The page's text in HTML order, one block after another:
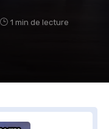
1 min de lecture